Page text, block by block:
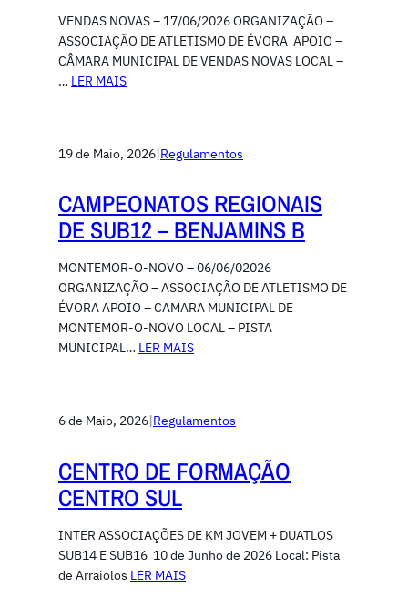
VENDAS NOVAS – 17/06/2026 ORGANIZAÇÃO –
ASSOCIAÇÃO DE ATLETISMO DE ÉVORA APOIO –
CÂMARA MUNICIPAL DE VENDAS NOVAS LOCAL –
… LER MAIS
19 de Maio, 2026|Regulamentos
CAMPEONATOS REGIONAIS
DE SUB12 – BENJAMINS B
MONTEMOR-O-NOVO – 06/06/02026
ORGANIZAÇÃO – ASSOCIAÇÃO DE ATLETISMO DE
ÉVORA APOIO – CAMARA MUNICIPAL DE
MONTEMOR-O-NOVO LOCAL – PISTA
MUNICIPAL… LER MAIS
6 de Maio, 2026|Regulamentos
CENTRO DE FORMAÇÃO
CENTRO SUL
INTER ASSOCIAÇÕES DE KM JOVEM + DUATLOS
SUB14 E SUB16 10 de Junho de 2026 Local: Pista
de Arraiolos LER MAIS